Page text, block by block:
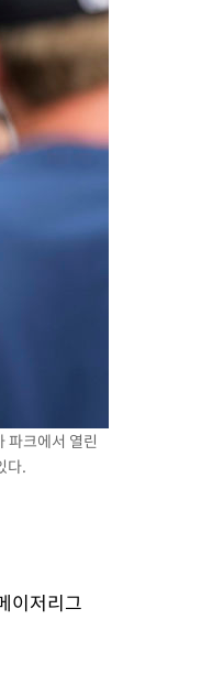
파크에서 열린
다.
이저리그